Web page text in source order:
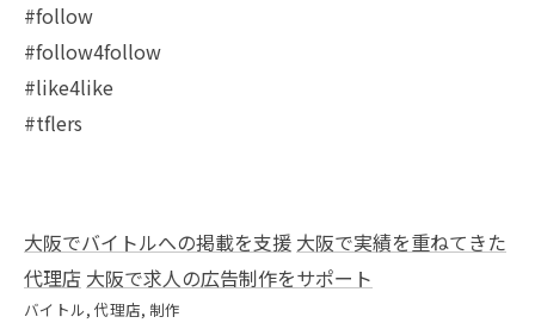
#follow
#follow4follow
#like4like
#tflers
大阪でバイトルへの掲載を支援 大阪で実績を重ねてきた
代理店 大阪で求人の広告制作をサポート
バイトル 代理店 制作